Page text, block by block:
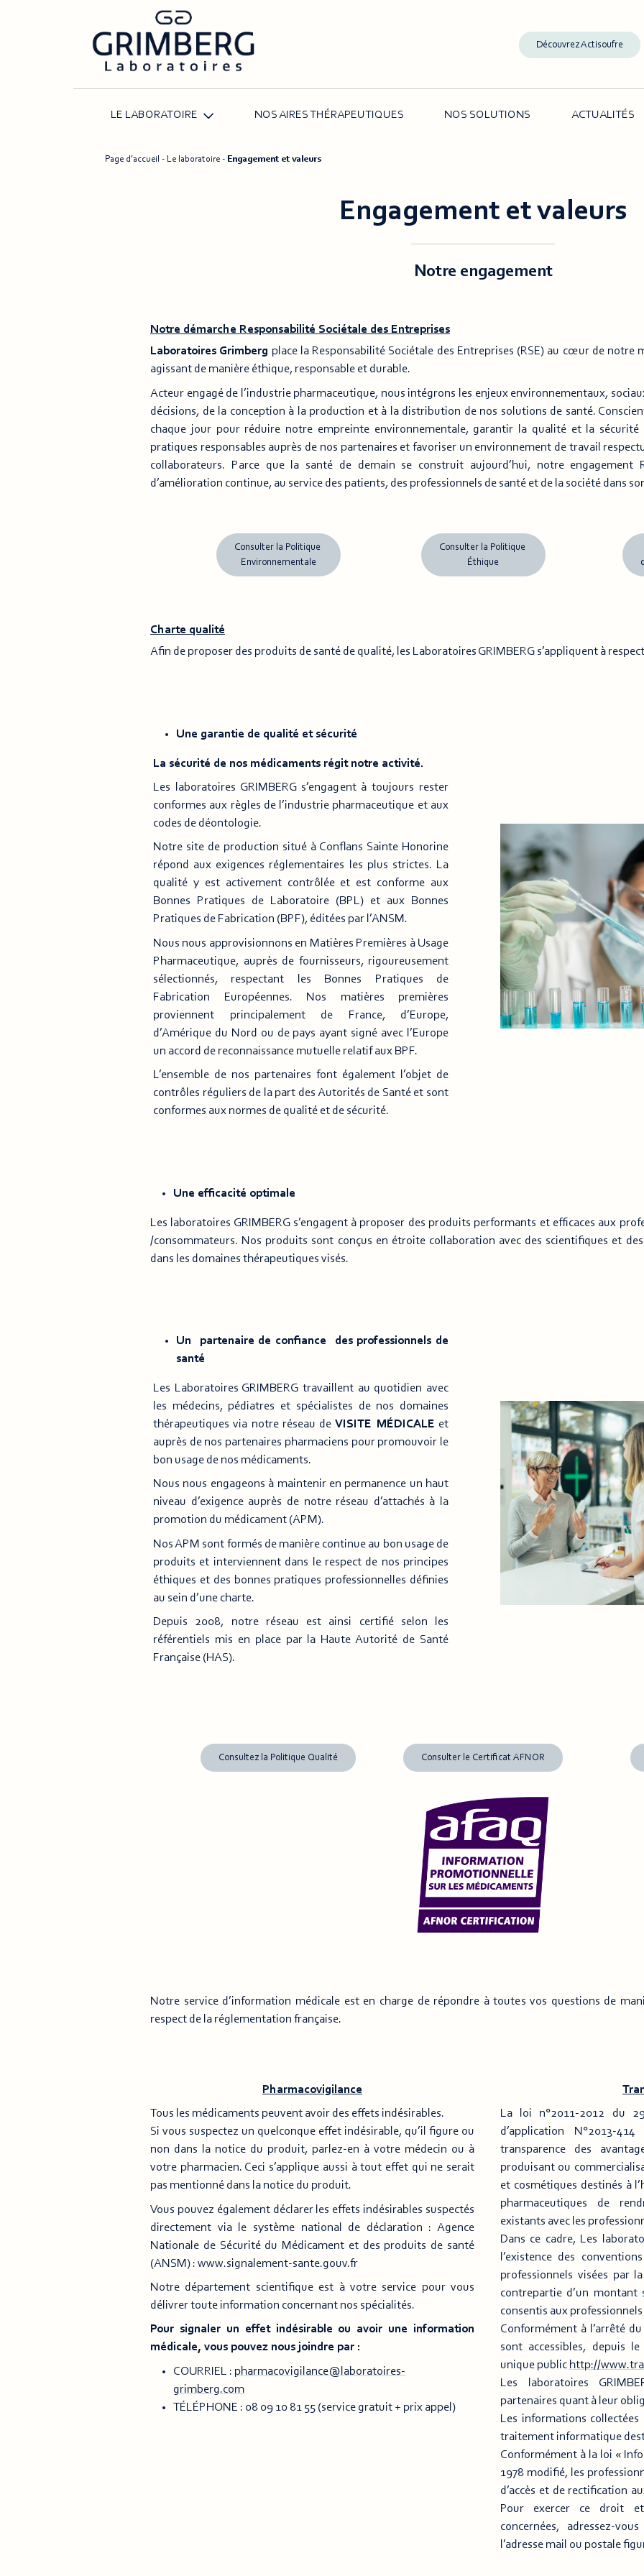
Découvrez Actisoufre
LE LABORATOIRE NOS AIRES THÉRAPEUTIQUES NOS SOLUTIONS ACTUALITÉS
Page d’accueil - Le laboratoire - Engagement et valeurs
Engagement et valeurs
Notre engagement
Notre démarche Responsabilité Sociétale des Entreprises
Laboratoires Grimberg place la Responsabilité Sociétale des Entreprises (RSE) au cœur de notre
agissant de manière éthique, responsable et durable.
Acteur engagé de l’industrie pharmaceutique, nous intégrons les enjeux environnementaux,
décisions, de la conception à la production et à la distribution de nos solutions de santé.
chaque jour pour réduire notre empreinte environnementale, garantir la qualité et la
pratiques responsables auprès de nos partenaires et favoriser un environnement de travail
collaborateurs. Parce que la santé de demain se construit aujourd’hui, notre engagement
d’amélioration continue, au service des patients, des professionnels de santé et de la société dans
Consulter la Politique
Environnementale
Consulter la Politique
Éthique
Charte qualité
Afin de proposer des produits de santé de qualité, les Laboratoires GRIMBERG s’appliquent à
Une garantie de qualité et sécurité
La sécurité de nos médicaments régit notre activité.
Les laboratoires GRIMBERG s’engagent à toujours rester
conformes aux règles de l’industrie pharmaceutique et aux
codes de déontologie.
Notre site de production situé à Conflans Sainte Honorine
répond aux exigences réglementaires les plus strictes. La
qualité y est activement contrôlée et est conforme aux
Bonnes Pratiques de Laboratoire (BPL) et aux Bonnes
Pratiques de Fabrication (BPF), éditées par l’ANSM.
Nous nous approvisionnons en Matières Premières à Usage
Pharmaceutique, auprès de fournisseurs, rigoureusement
sélectionnés, respectant les Bonnes Pratiques de
Fabrication Européennes. Nos matières premières
proviennent principalement de France, d’Europe,
d’Amérique du Nord ou de pays ayant signé avec l’Europe
un accord de reconnaissance mutuelle relatif aux BPF.
L’ensemble de nos partenaires font également l’objet de
contrôles réguliers de la part des Autorités de Santé et sont
conformes aux normes de qualité et de sécurité.
Une efficacité optimale
Les laboratoires GRIMBERG s’engagent à proposer des produits performants et efficaces aux
/consommateurs. Nos produits sont conçus en étroite collaboration avec des scientifiques et
dans les domaines thérapeutiques visés.
Un partenaire de confiance des professionnels de
santé
Les Laboratoires GRIMBERG travaillent au quotidien avec
les médecins, pédiatres et spécialistes de nos domaines
thérapeutiques via notre réseau deVISITE MÉDICALE et
auprès de nos partenaires pharmaciens pour promouvoir le
bon usage de nos médicaments.
Nous nous engageons à maintenir en permanence un haut
niveau d’exigence auprès de notre réseau d’attachés à la
promotion du médicament (APM).
Nos APM sont formés de manière continue au bon usage de
produits et interviennent dans le respect de nos principes
éthiques et des bonnes pratiques professionnelles définies
au sein d’une charte.
Depuis 2008, notre réseau est ainsi certifié selon les
référentiels mis en place par la Haute Autorité de Santé
Française (HAS).
Consultez la Politique Qualité Consulter le Certificat AFNOR
Notre service d’information médicale est en charge de répondre à toutes vos questions de
respect de la réglementation française.
Pharmacovigilance
Tous les médicaments peuvent avoir des effets indésirables.
Si vous suspectez un quelconque effet indésirable, qu’il figure ou
non dans la notice du produit, parlez-en à votre médecin ou à
votre pharmacien. Ceci s’applique aussi à tout effet qui ne serait
pas mentionné dans la notice du produit.
Vous pouvez également déclarer les effets indésirables suspectés
directement via le système national de déclaration : Agence
Nationale de Sécurité du Médicament et des produits de santé
(ANSM) : www.signalement-sante.gouv.fr
Notre département scientifique est à votre service pour vous
délivrer toute information concernant nos spécialités.
Pour signaler un effet indésirable ou avoir une information
médicale, vous pouvez nous joindre par :
COURRIEL : pharmacovigilance@laboratoires-
grimberg.com
TÉLÉPHONE : 08 09 10 81 55 (service gratuit + prix appel)
La loi n°2011-2012 du
d’application N°2013-
transparence des
produisant ou
et cosmétiques destinés à
pharmaceutiques de
existants avec les
Dans ce cadre, Les
l’existence des
professionnels visées par
contrepartie d’un montant
consentis aux professionnels
Conformément à l’arrêté
sont accessibles, depuis
unique public http://
Les laboratoires
partenaires quant à leur
Les informations collectées
traitement informatique
Conformément à la loi «
1978 modifié, les
d’accès et de rectification
Pour exercer ce droit
concernées, adressez-
l’adresse mail ou postale